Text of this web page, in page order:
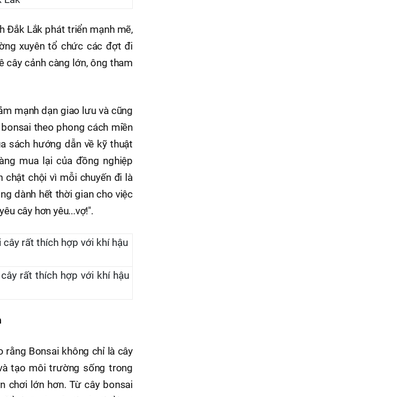
Đắk Lắk phát triển mạnh mẽ,
xuyên tổ chức các đợt đi
cây cảnh càng lớn, ông tham
mạnh dạn giao lưu và cũng
theo phong cách miền
sách hướng dẫn về kỹ thuật
mua lại của đồng nghiệp
chật chội vì mỗi chuyến đi là
dành hết thời gian cho việc
cây hơn yêu...vợ!".
rất thích hợp với khí hậu
rằng Bonsai không chỉ là cây
tạo môi trường sống trong
chơi lớn hơn. Từ cây bonsai